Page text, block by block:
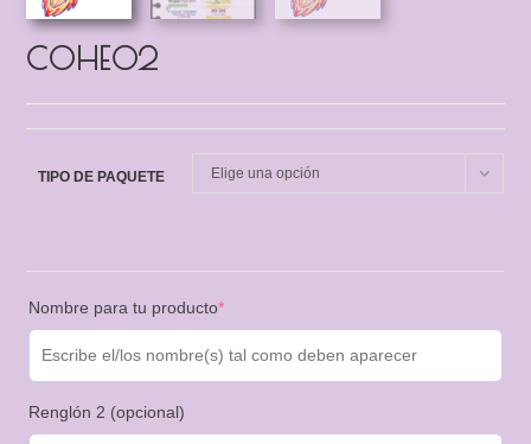
COHE02
TIPO DE PAQUETE Elige una opción
Nombre para tu producto*
Renglón 2 (opcional)